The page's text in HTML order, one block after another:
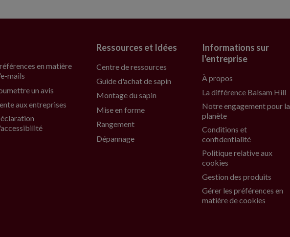
en matière
mails
un avis
aux entreprises
Ressources et Idées
Centre de ressources
Guide d'achat de sapin
Montage du sapin
Mise en forme
Rangement
Dépannage
Informations sur
l'entreprise
À propos
La différence Balsam Hill
Notre engagement pour la
planète
Conditions et
confidentialité
Politique relative aux
cookies
Gestion des produits
Gérer les préférences en
matière de cookies